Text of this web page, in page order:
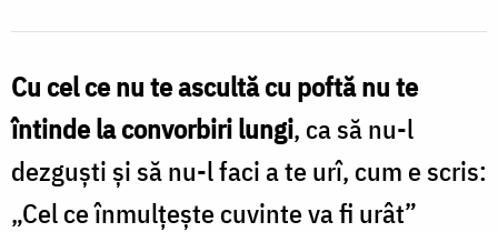
/
Foto:
Oana
Nechifor
Cu cel ce nu te ascultă cu poftă nu te
întinde la convorbiri lungi, ca să nu-l
dezguști și să nu-l faci a te urî, cum e scris:
„Cel ce înmulțește cuvinte va fi urât”